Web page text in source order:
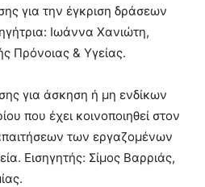
για την έγκριση δράσεων
Ιωάννα Χανιώτη,
Πρόνοιας & Υγείας.
για άσκηση ή μη ενδίκων
που έχει κοινοποιηθεί στον
των εργαζομένων
Εισηγητής: Σίμος Βαρριάς,